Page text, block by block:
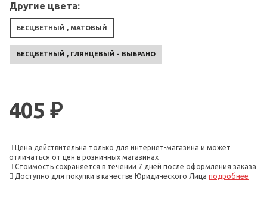
Другие цвета:
БЕСЦВЕТНЫЙ , МАТОВЫЙ
БЕСЦВЕТНЫЙ , ГЛЯНЦЕВЫЙ - ВЫБРАНО
405 ₽
Цена действительна только для интернет-магазина и может
отличаться от цен в розничных магазинах
Стоимость сохраняется в течении 7 дней после оформления заказа
Доступно для покупки в качестве Юридического Лица подробнее